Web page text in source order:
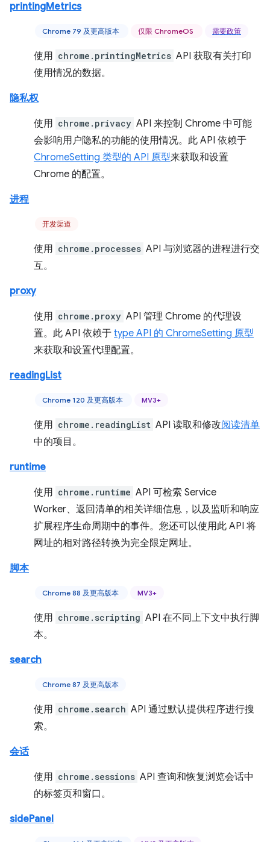
printingMetrics
Chrome 79 及更高版本 仅限 ChromeOS 需要政策
使用 chrome.printingMetrics API 获取有关打印
使用情况的数据。
隐私权
使用 chrome.privacy API 来控制 Chrome 中可能
会影响用户隐私的功能的使用情况。此 API 依赖于
ChromeSetting 类型的 API 原型来获取和设置
Chrome 的配置。
进程
开发渠道
使用 chrome.processes API 与浏览器的进程进行交
互。
proxy
使用 chrome.proxy API 管理 Chrome 的代理设
置。此 API 依赖于 type API 的 ChromeSetting 原型
来获取和设置代理配置。
readingList
Chrome 120 及更高版本 MV3+
使用 chrome.readingList API 读取和修改阅读清单
中的项目。
runtime
使用 chrome.runtime API 可检索 Service
Worker、返回清单的相关详细信息，以及监听和响应
扩展程序生命周期中的事件。您还可以使用此 API 将
网址的相对路径转换为完全限定网址。
脚本
Chrome 88 及更高版本 MV3+
使用 chrome.scripting API 在不同上下文中执行脚
本。
search
Chrome 87 及更高版本
使用 chrome.search API 通过默认提供程序进行搜
索。
会话
使用 chrome.sessions API 查询和恢复浏览会话中
的标签页和窗口。
sidePanel